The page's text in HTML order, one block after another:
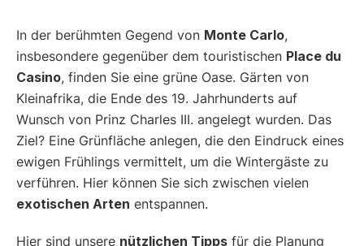
Manu
In der berühmten Gegend von Monte Carlo,
insbesondere gegenüber dem touristischen Place du
Casino, finden Sie eine grüne Oase. Gärten von
Kleinafrika, die Ende des 19. Jahrhunderts auf
Wunsch von Prinz Charles III. angelegt wurden. Das
Ziel? Eine Grünfläche anlegen, die den Eindruck eines
ewigen Frühlings vermittelt, um die Wintergäste zu
verführen. Hier können Sie sich zwischen vielen
exotischen Arten entspannen.
Hier sind unsere nützlichen Tipps für die Planung